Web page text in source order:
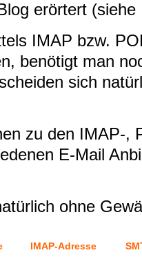
erörtert (siehe
IMAP bzw.
benötigt man
sich
zu den IMAP-,
E-Mail
ohne
IMAP-Adresse